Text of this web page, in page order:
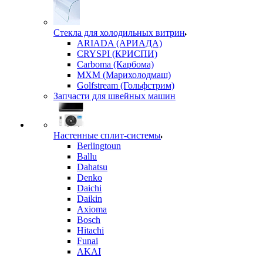
Стекла для холодильных витрин
ARIADA (АРИАДА)
CRYSPI (КРИСПИ)
Carboma (Карбома)
MXM (Марихолодмаш)
Golfstream (Гольфстрим)
Запчасти для швейных машин
Настенные сплит-системы
Berlingtoun
Ballu
Dahatsu
Denko
Daichi
Daikin
Axioma
Bosch
Hitachi
Funai
AKAI